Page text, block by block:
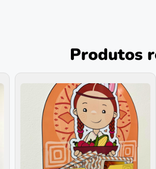
Produtos